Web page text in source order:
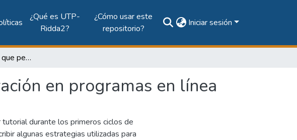
¿Qué es UTP-
Ridda2?
¿Cómo usar este
repositorio?
Iniciar sesión
Acciones tutoriales que permiten la integración en programas en línea
en programas en línea
durante los primeros ciclos de
algunas estrategias utilizadas para